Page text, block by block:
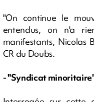
"On continue le
entendus, on n'a
manifestants, Nicolas
CR du Doubs.
- "Syndicat